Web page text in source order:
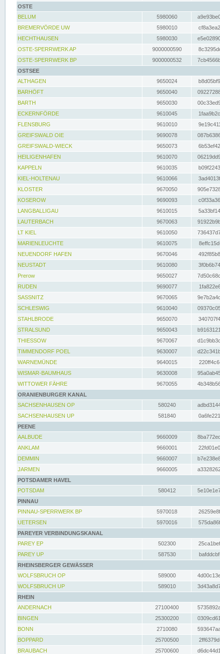
OSTE
BELUM
5980060
BREMERVÖRDE UW
5980010
HECHTHAUSEN
5980030
OSTE-SPERRWERK AP
9000000590
OSTE-SPERRWERK BP
9000000532
OSTSEE
ALTHAGEN
9650024
BARHÖFT
9650040
BARTH
9650030
ECKERNFÖRDE
9610045
FLENSBURG
9610010
GREIFSWALD OIE
9690078
GREIFSWALD-WIECK
9650073
HEILIGENHAFEN
9610070
KAPPELN
9610035
KIEL-HOLTENAU
9610066
KLOSTER
9670050
KOSEROW
9690093
LANGBALLIGAU
9610015
LAUTERBACH
9670063
LT KIEL
9610050
MARIENLEUCHTE
9610075
NEUENDORF HAFEN
9670046
NEUSTADT
9610080
Prerow
9650027
RUDEN
9690077
SASSNITZ
9670065
SCHLESWIG
9610040
STAHLBRODE
9650070
STRALSUND
9650043
THIESSOW
9670067
TIMMENDORF POEL
9630007
WARNEMÜNDE
9640015
WISMAR-BAUMHAUS
9630008
WITTOWER FÄHRE
9670055
ORANIENBURGER KANAL
SACHSENHAUSEN OP
580240
SACHSENHAUSEN UP
581840
PEENE
AALBUDE
9660009
ANKLAM
9660001
DEMMIN
9660007
JARMEN
9660005
POTSDAMER HAVEL
POTSDAM
580412
PINNAU
PINNAU-SPERRWERK BP
5970018
UETERSEN
5970016
PAREYER VERBINDUNGSKANAL
PAREY EP
502300
PAREY UP
587530
RHEINSBERGER GEWÄSSER
WOLFSBRUCH OP
589000
WOLFSBRUCH UP
589010
RHEIN
ANDERNACH
27100400
BINGEN
25300200
BONN
2710080
BOPPARD
25700500
BRAUBACH
25700600